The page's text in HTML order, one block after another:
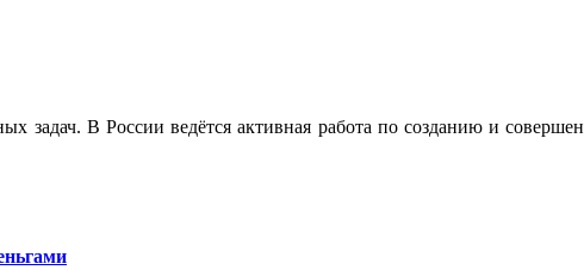
задач. В России ведётся активная работа по созданию и